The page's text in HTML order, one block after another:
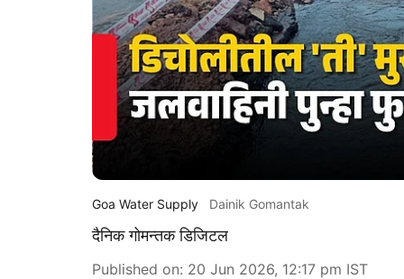
Goa Water Supply Dainik Gomantak
दैनिक गोमन्तक डिजिटल
Published on: 20 Jun 2026, 12:17 pm IST